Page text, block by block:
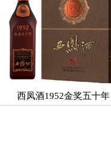
西凤酒1952金奖五十年